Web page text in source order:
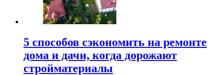
5 способов сэкономить на ремонте
дома и дачи, когда дорожают
стройматериалы